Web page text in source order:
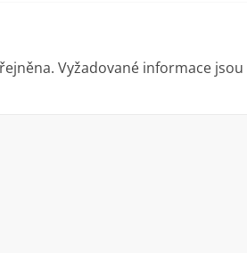
Vyžadované informace